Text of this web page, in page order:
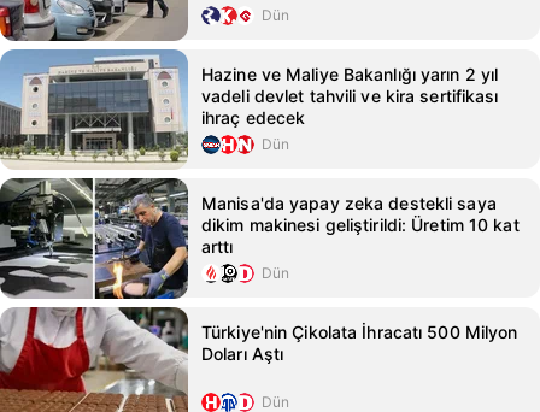
Dün
Hazine ve Maliye Bakanlığı yarın 2 yıl
vadeli devlet tahvili ve kira sertifikası
ihraç edecek
Dün
Manisa'da yapay zeka destekli saya
dikim makinesi geliştirildi: Üretim 10 kat
arttı
Dün
Türkiye'nin Çikolata İhracatı 500 Milyon
Doları Aştı
Dün